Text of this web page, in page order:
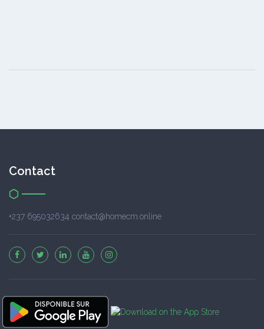
Contact
+237 695032634 contact@homecm.online